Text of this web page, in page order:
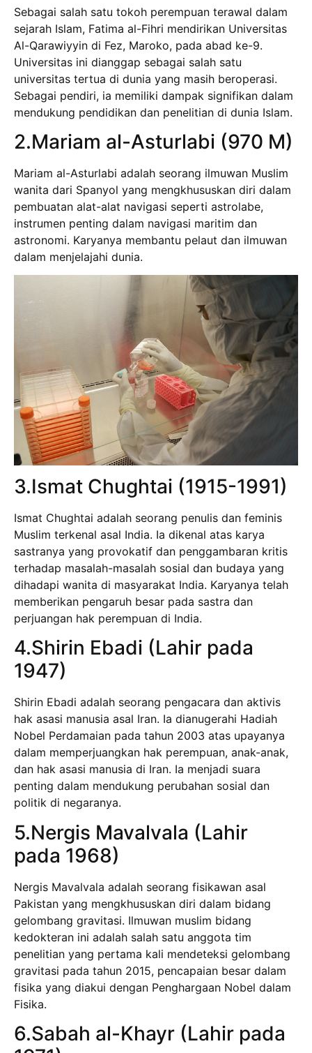
Sebagai salah satu tokoh perempuan terawal dalam
sejarah Islam, Fatima al-Fihri mendirikan Universitas
Al-Qarawiyyin di Fez, Maroko, pada abad ke-9.
Universitas ini dianggap sebagai salah satu
universitas tertua di dunia yang masih beroperasi.
Sebagai pendiri, ia memiliki dampak signifikan dalam
mendukung pendidikan dan penelitian di dunia Islam.
2.Mariam al-Asturlabi (970 M)
Mariam al-Asturlabi adalah seorang ilmuwan Muslim
wanita dari Spanyol yang mengkhususkan diri dalam
pembuatan alat-alat navigasi seperti astrolabe,
instrumen penting dalam navigasi maritim dan
astronomi. Karyanya membantu pelaut dan ilmuwan
dalam menjelajahi dunia.
3.Ismat Chughtai (1915-1991)
Ismat Chughtai adalah seorang penulis dan feminis
Muslim terkenal asal India. Ia dikenal atas karya
sastranya yang provokatif dan penggambaran kritis
terhadap masalah-masalah sosial dan budaya yang
dihadapi wanita di masyarakat India. Karyanya telah
memberikan pengaruh besar pada sastra dan
perjuangan hak perempuan di India.
4.Shirin Ebadi (Lahir pada
1947)
Shirin Ebadi adalah seorang pengacara dan aktivis
hak asasi manusia asal Iran. Ia dianugerahi Hadiah
Nobel Perdamaian pada tahun 2003 atas upayanya
dalam memperjuangkan hak perempuan, anak-anak,
dan hak asasi manusia di Iran. Ia menjadi suara
penting dalam mendukung perubahan sosial dan
politik di negaranya.
5.Nergis Mavalvala (Lahir
pada 1968)
Nergis Mavalvala adalah seorang fisikawan asal
Pakistan yang mengkhususkan diri dalam bidang
gelombang gravitasi. Ilmuwan muslim bidang
kedokteran ini adalah salah satu anggota tim
penelitian yang pertama kali mendeteksi gelombang
gravitasi pada tahun 2015, pencapaian besar dalam
fisika yang diakui dengan Penghargaan Nobel dalam
Fisika.
6.Sabah al-Khayr (Lahir pada